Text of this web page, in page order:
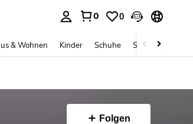
0 0
& Wohnen Kinder Schuhe Schmuck &
Folgen